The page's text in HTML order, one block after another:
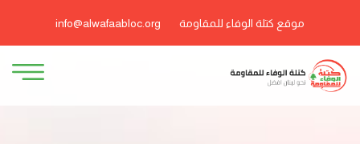
موقع كتلة الوفاء للمقاومة info@alwafaabloc.org